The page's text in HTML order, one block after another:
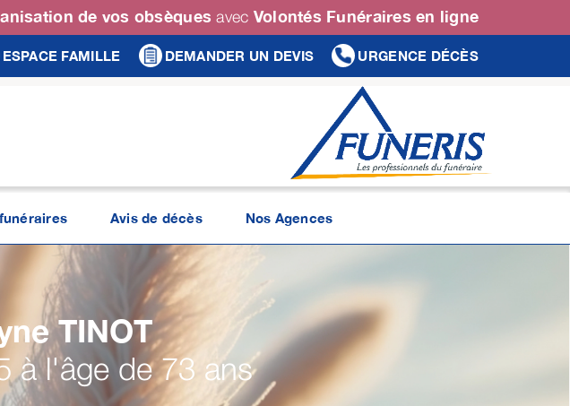
de vos obsèques avec Volontés Funéraires en ligne
ESPACE FAMILLE DEMANDER UN DEVIS URGENCE DÉCÈS
Avis de décès Nos Agences
TINOT
à l'âge de 73 ans